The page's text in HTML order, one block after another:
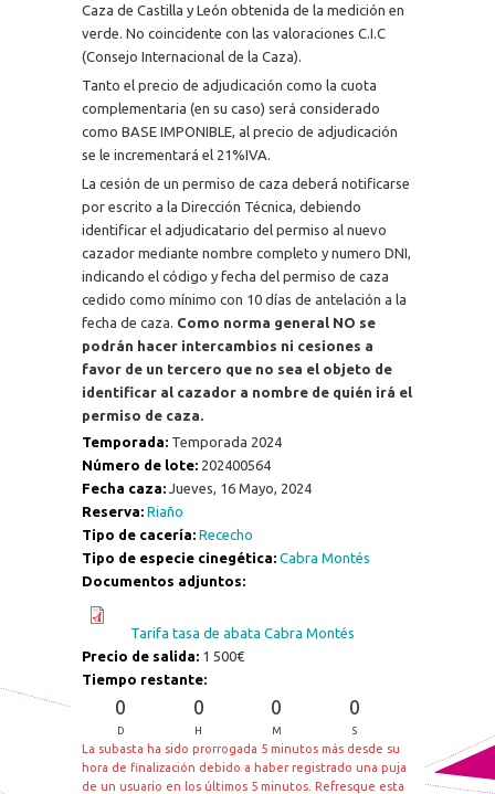
Caza de Castilla y León obtenida de la medición en
verde. No coincidente con las valoraciones C.I.C
(Consejo Internacional de la Caza).
Tanto el precio de adjudicación como la cuota
complementaria (en su caso) será considerado
como BASE IMPONIBLE, al precio de adjudicación
se le incrementará el 21%IVA.
La cesión de un permiso de caza deberá notificarse
por escrito a la Dirección Técnica, debiendo
identificar el adjudicatario del permiso al nuevo
cazador mediante nombre completo y numero DNI,
indicando el código y fecha del permiso de caza
cedido como mínimo con 10 días de antelación a la
fecha de caza. Como norma general NO se
podrán hacer intercambios ni cesiones a
favor de un tercero que no sea el objeto de
identificar al cazador a nombre de quién irá el
permiso de caza.
Temporada: Temporada 2024
Número de lote: 202400564
Fecha caza: Jueves, 16 Mayo, 2024
Reserva: Riaño
Tipo de cacería: Rececho
Tipo de especie cinegética: Cabra Montés
Documentos adjuntos:
Tarifa tasa de abata Cabra Montés
Precio de salida: 1 500€
Tiempo restante:
0
D
0
H
0
M
0
S
La subasta ha sido prorrogada 5 minutos más desde su
hora de finalización debido a haber registrado una puja
de un usuario en los últimos 5 minutos. Refresque esta